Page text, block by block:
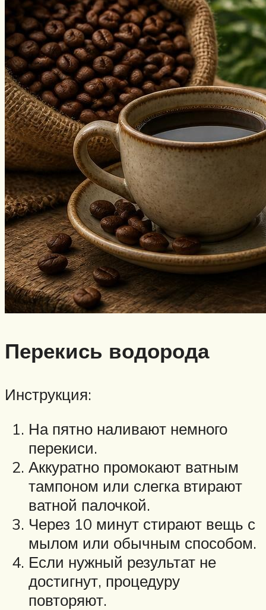
Перекись водорода
Инструкция:
На пятно наливают немного
перекиси.
Аккуратно промокают ватным
тампоном или слегка втирают
ватной палочкой.
Через 10 минут стирают вещь с
мылом или обычным способом.
Если нужный результат не
достигнут, процедуру
повторяют.